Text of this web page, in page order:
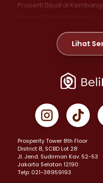
Properti Dijual di
Properti Dijual di Meruya >
Properti Dijual di Jelambar >
Properti Dijual di
Properti Dijual di Gambir >
Properti Dijual di Johar
Properti Dijual di Menteng >
Properti Dijual di Senen >
Properti Dijual di Tanah
Properti Dijual di Cikini >
Lihat
Prosperity Tower 8th Floor
District 8, SCBD Lot 28
JI. Jend. Sudirman Kav. 52-53
Jakarta Selatan 12190
Telp: 021-38959193